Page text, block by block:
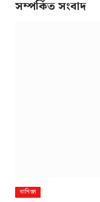
সম্পর্কিত সংবাদ
বাণিজ্য